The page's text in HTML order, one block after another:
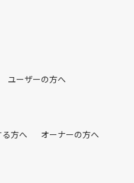
ユーザーの方へ
方へ オーナーの方へ